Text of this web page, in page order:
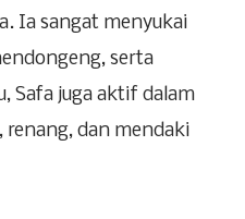
Ia sangat menyukai
serta
Safa juga aktif dalam
dan mendaki